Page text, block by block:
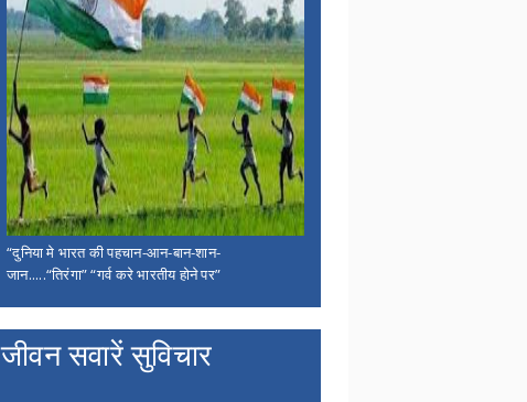
“दुनिया मे भारत की पहचान-आन-बान-शान-
जान.....“तिरंगा” “गर्व करे भारतीय होने पर”
जीवन सवारें सुविचार